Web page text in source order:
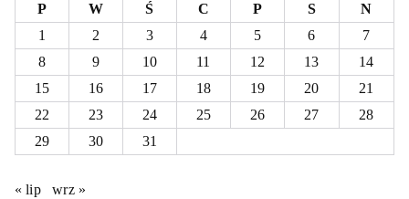
P
W Ś C P S
N
1
2 3 4 5 6
7
8
9 10 11 12 13
14
15
16 17 18 19 20
21
22
23 24 25 26 27
28
29
30 31
« lip wrz »